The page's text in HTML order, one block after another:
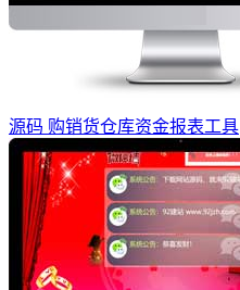
源码 购销货仓库资金报表工具